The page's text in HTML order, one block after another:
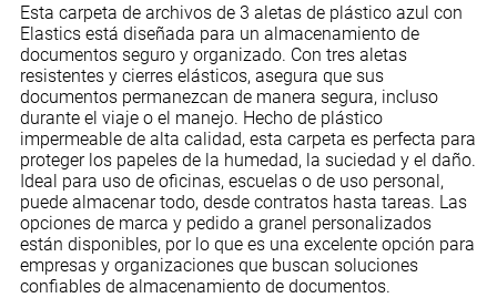
Esta carpeta de archivos de 3 aletas de plástico azul con
Elastics está diseñada para un almacenamiento de
documentos seguro y organizado. Con tres aletas
resistentes y cierres elásticos, asegura que sus
documentos permanezcan de manera segura, incluso
durante el viaje o el manejo. Hecho de plástico
impermeable de alta calidad, esta carpeta es perfecta para
proteger los papeles de la humedad, la suciedad y el daño.
Ideal para uso de oficinas, escuelas o de uso personal,
puede almacenar todo, desde contratos hasta tareas. Las
opciones de marca y pedido a granel personalizados
están disponibles, por lo que es una excelente opción para
empresas y organizaciones que buscan soluciones
confiables de almacenamiento de documentos.